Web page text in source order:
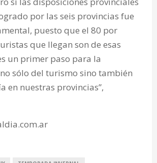
por las seis provincias fue
puesto que el 80 por
que llegan son de esas
un primer paso para la
sólo del turismo sino también
en nuestras provincias”,